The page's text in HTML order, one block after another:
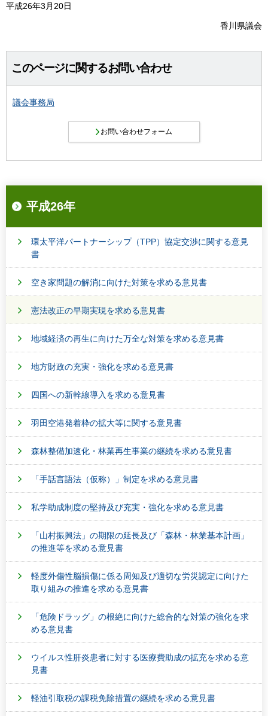
平成26年3月20日
香川県議会
このページに関するお問い合わせ
議会事務局
平成26年
環太平洋パートナーシップ（TPP）協定交渉に関する意見
書
空き家問題の解消に向けた対策を求める意見書
憲法改正の早期実現を求める意見書
地域経済の再生に向けた万全な対策を求める意見書
地方財政の充実・強化を求める意見書
四国への新幹線導入を求める意見書
羽田空港発着枠の拡大等に関する意見書
森林整備加速化・林業再生事業の継続を求める意見書
「手話言語法（仮称）」制定を求める意見書
私学助成制度の堅持及び充実・強化を求める意見書
「山村振興法」の期限の延長及び「森林・林業基本計画」
の推進等を求める意見書
軽度外傷性脳損傷に係る周知及び適切な労災認定に向けた
取り組みの推進を求める意見書
「危険ドラッグ」の根絶に向けた総合的な対策の強化を求
める意見書
ウイルス性肝炎患者に対する医療費助成の拡充を求める意
見書
軽油引取税の課税免除措置の継続を求める意見書